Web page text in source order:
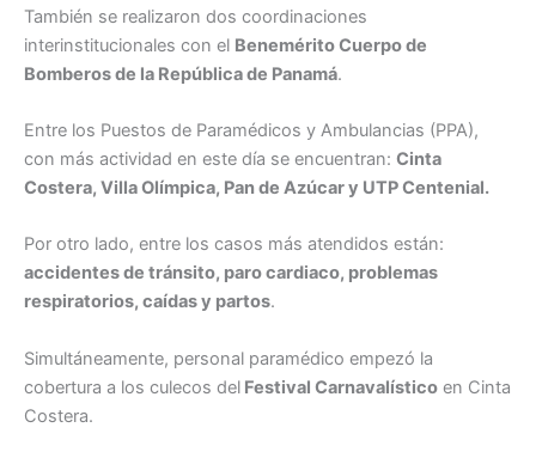
También se realizaron dos coordinaciones
interinstitucionales con el Benemérito Cuerpo de
Bomberos de la República de Panamá.
Entre los Puestos de Paramédicos y Ambulancias (PPA),
con más actividad en este día se encuentran: Cinta
Costera, Villa Olímpica, Pan de Azúcar y UTP Centenial.
Por otro lado, entre los casos más atendidos están:
accidentes de tránsito, paro cardiaco, problemas
respiratorios, caídas y partos.
Simultáneamente, personal paramédico empezó la
cobertura a los culecos del Festival Carnavalístico en Cinta
Costera.